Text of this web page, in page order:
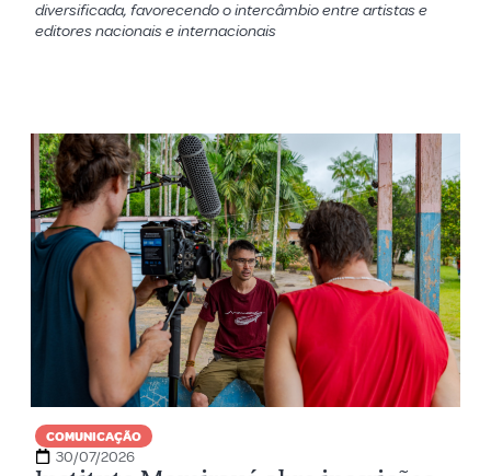
diversificada, favorecendo o intercâmbio entre artistas e
editores nacionais e internacionais
COMUNICAÇÃO
30/07/2026